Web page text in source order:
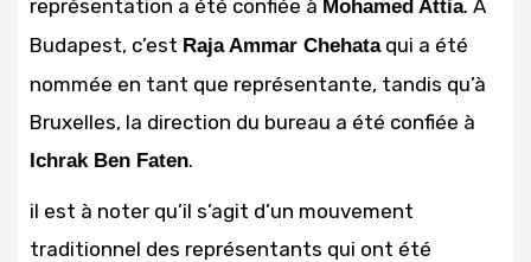
représentation a été confiée à Mohamed Attia. A
Budapest, c’est Raja Ammar Chehataqui a été
nommée en tant que représentante, tandis qu’à
Bruxelles, la direction du bureau a été confiée à
Ichrak Ben Faten.
il est à noter qu’il s’agit d’un mouvement
traditionnel des représentants qui ont été